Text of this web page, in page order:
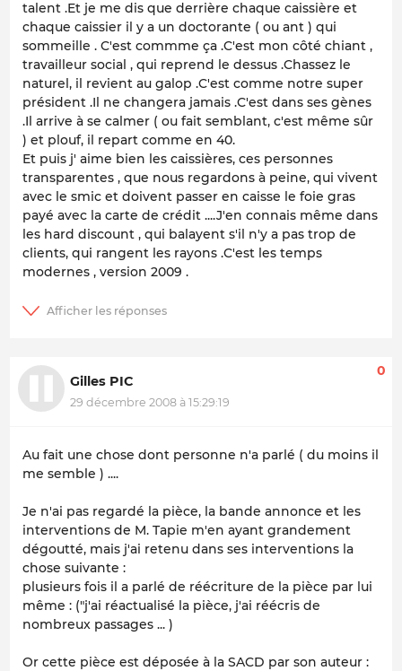
talent .Et je me dis que derrière chaque caissière et
chaque caissier il y a un doctorante ( ou ant ) qui
sommeille . C'est commme ça .C'est mon côté chiant ,
travailleur social , qui reprend le dessus .Chassez le
naturel, il revient au galop .C'est comme notre super
président .Il ne changera jamais .C'est dans ses gènes
.Il arrive à se calmer ( ou fait semblant, c'est même sûr
) et plouf, il repart comme en 40.
Et puis j' aime bien les caissières, ces personnes
transparentes , que nous regardons à peine, qui vivent
avec le smic et doivent passer en caisse le foie gras
payé avec la carte de crédit ....J'en connais même dans
les hard discount , qui balayent s'il n'y a pas trop de
clients, qui rangent les rayons .C'est les temps
modernes , version 2009 .
Gilles PIC
29 décembre 2008 à 15:29:19
0
Au fait une chose dont personne n'a parlé ( du moins il
me semble ) ....
Je n'ai pas regardé la pièce, la bande annonce et les
interventions de M. Tapie m'en ayant grandement
dégoutté, mais j'ai retenu dans ses interventions la
chose suivante :
plusieurs fois il a parlé de réécriture de la pièce par lui
même : ("j'ai réactualisé la pièce, j'ai réécris de
nombreux passages ... )
Or cette pièce est déposée à la SACD par son auteur :